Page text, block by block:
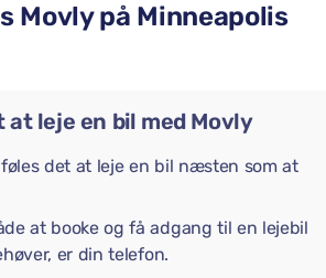
Movly på Minneapolis
at leje en bil med Movly
det at leje en bil næsten som at
at booke og få adgang til en lejebil
er din telefon.